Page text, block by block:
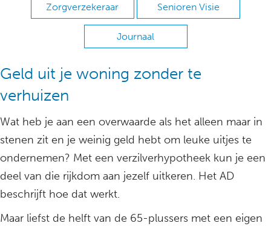
Zorgverzekeraar Senioren Visie
Journaal
Geld uit je woning zonder te
verhuizen
Wat heb je aan een overwaarde als het alleen maar in
stenen zit en je weinig geld hebt om leuke uitjes te
ondernemen? Met een verzilverhypotheek kun je een
deel van die rijkdom aan jezelf uitkeren. Het AD
beschrijft hoe dat werkt.
Maar liefst de helft van de 65-plussers met een eigen